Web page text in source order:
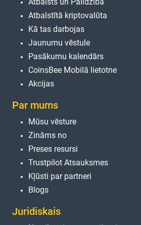
Atbalstītā kriptovalūta
Kā tas darbojas
Jaunumu vēstule
Pasākumu kalendārs
CoinsBee Mobilā lietotne
Akcijas
Par mums
Mūsu vēsture
Zināms no
Preses resursi
Trustpilot Atsauksmes
Kļūsti par partneri
Blogs
Juridiskais